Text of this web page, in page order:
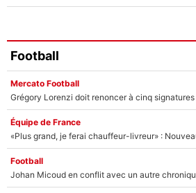
Football
Mercato Football
Équipe de France
Football